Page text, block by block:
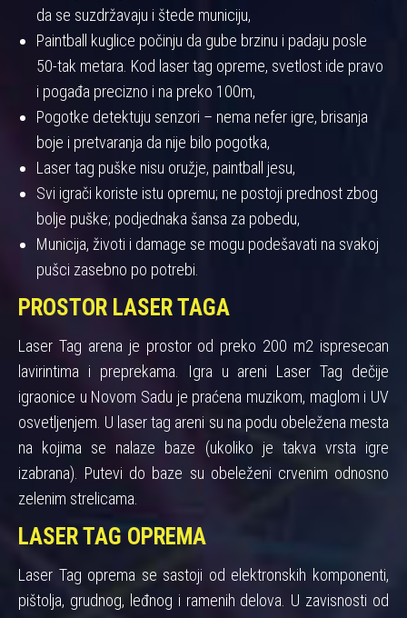
da se suzdržavaju i štede municiju,
Paintball kuglice počinju da gube brzinu i padaju posle
50-tak metara. Kod laser tag opreme, svetlost ide pravo
i pogađa precizno i na preko 100m,
Pogotke detektuju senzori – nema nefer igre, brisanja
boje i pretvaranja da nije bilo pogotka,
Laser tag puške nisu oružje, paintball jesu,
Svi igrači koriste istu opremu; ne postoji prednost zbog
bolje puške; podjednaka šansa za pobedu,
Municija, životi i damage se mogu podešavati na svakoj
pušci zasebno po potrebi.
PROSTOR LASER TAGA
Laser Tag arena je prostor od preko 200 m2 ispresecan
lavirintima i preprekama. Igra u areni Laser Tag dečije
igraonice u Novom Sadu je praćena muzikom, maglom i UV
osvetljenjem. U laser tag areni su na podu obeležena mesta
na kojima se nalaze baze (ukoliko je takva vrsta igre
izabrana). Putevi do baze su obeleženi crvenim odnosno
zelenim strelicama.
LASER TAG OPREMA
Laser Tag oprema se sastoji od elektronskih komponenti,
pištolja, grudnog, leđnog i ramenih delova. U zavisnosti od